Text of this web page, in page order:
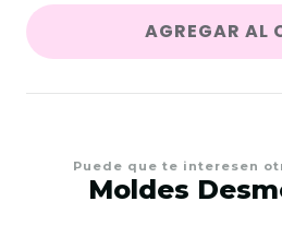
AGREGAR AL
Puede que te interesen
Moldes